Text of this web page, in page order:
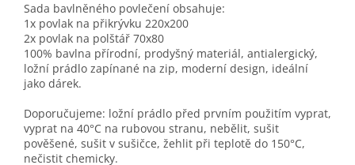
Sada bavlněného povlečení obsahuje:
1x povlak na přikrývku 220x200
2x povlak na polštář 70x80
100% bavlna přírodní, prodyšný materiál, antialergický,
ložní prádlo zapínané na zip, moderní design, ideální
jako dárek.
Doporučujeme: ložní prádlo před prvním použitím vyprat,
vyprat na 40°C na rubovou stranu, nebělit, sušit
pověšené, sušit v sušičce, žehlit při teplotě do 150°C,
nečistit chemicky.